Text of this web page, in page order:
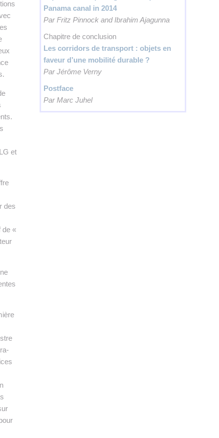
et
des
de «
Panama canal in 2014
Par Fritz Pinnock and Ibrahim Ajagunna
Chapitre de conclusion
Les corridors de transport : objets en
faveur d’une mobilité durable ?
Par Jérôme Verny
Postface
Par Marc Juhel